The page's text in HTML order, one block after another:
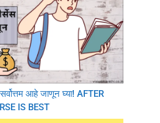
आहे जाणून घ्या! AFTER
IS BEST